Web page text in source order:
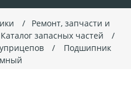
Ремонт, запчасти и
Каталог запасных частей
Подшипник